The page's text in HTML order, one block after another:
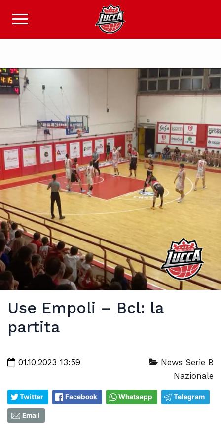
Use Empoli – Bcl: la
partita
01.10.2023 13:59
News Serie B
Nazionale
Twitter Facebook Whatsapp Telegram
Email